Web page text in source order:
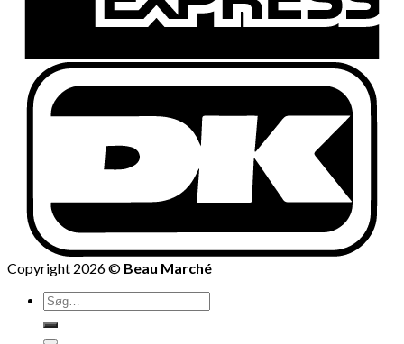
Copyright 2026 © Beau Marché
Søg
efter: